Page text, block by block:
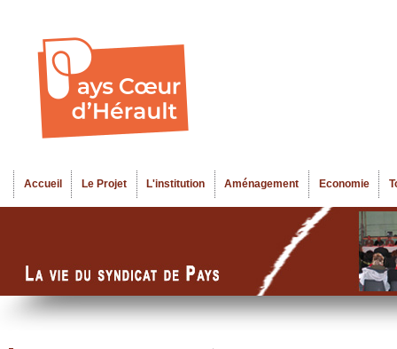
Menu principal
Accueil Le Projet L'institution Aménagement Economie